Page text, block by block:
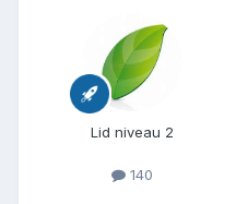
Lid niveau 2
140